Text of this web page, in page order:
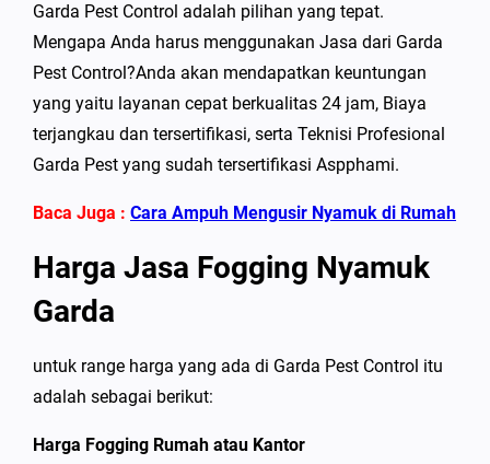
Garda Pest Control adalah pilihan yang tepat.
Mengapa Anda harus menggunakan Jasa dari Garda
Pest Control?Anda akan mendapatkan keuntungan
yang yaitu layanan cepat berkualitas 24 jam, Biaya
terjangkau dan tersertifikasi, serta Teknisi Profesional
Garda Pest yang sudah tersertifikasi Aspphami.
Baca Juga : Cara Ampuh Mengusir Nyamuk di Rumah
Harga Jasa Fogging Nyamuk
Garda
untuk range harga yang ada di Garda Pest Control itu
adalah sebagai berikut:
Harga Fogging Rumah atau Kantor